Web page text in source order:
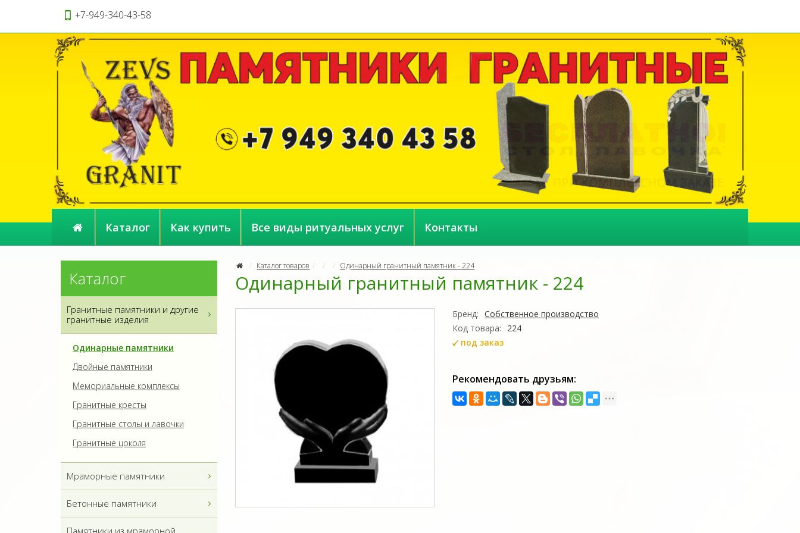
+7-949-340-43-58
Каталог Как купить Все виды ритуальных услуг Контакты
Каталог товаров Одинарный гранитный памятник - 224
Одинарный гранитный памятник - 224
Бренд: Собственное производство
Код товара:
224
под заказ
Рекомендовать друзьям:
Каталог
Гранитные памятники и другие
гранитные изделия
Одинарные памятники
Двойные памятники
Мемориальные комплексы
Гранитные кресты
Гранитные столы и лавочки
Гранитные цоколя
Мраморные памятники
Бетонные памятники
Памятники из мраморной